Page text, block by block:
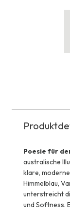
Poesie für
australische
klare,
Himmelblau,
unterstreicht
und Softness.